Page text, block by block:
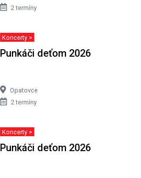
2 termíny
Koncerty >
Punkáči deťom 2026
Opatovce
2 termíny
Koncerty >
Punkáči deťom 2026